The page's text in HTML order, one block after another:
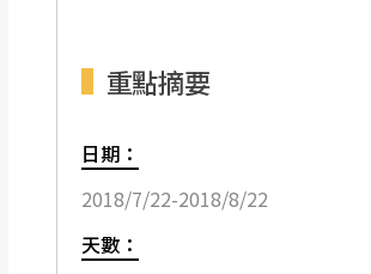
重點摘要
日期：
2018/7/22-2018/8/22
天數：